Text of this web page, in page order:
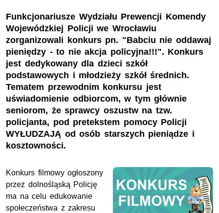
Funkcjonariusze Wydziału Prewencji Komendy
Wojewódzkiej Policji we Wrocławiu
zorganizowali konkurs pn. "Babciu nie oddawaj
pieniędzy - to nie akcja policyjna!!!". Konkurs
jest dedykowany dla dzieci szkół
podstawowych i młodzieży szkół średnich.
Tematem przewodnim konkursu jest
uświadomienie odbiorcom, w tym głównie
seniorom, że sprawcy oszustw na tzw.
policjanta, pod pretekstem pomocy Policji
WYŁUDZAJĄ od osób starszych pieniądze i
kosztowności.
Konkurs filmowy ogłoszony
przez dolnośląską Policję
ma na celu edukowanie
społeczeństwa z zakresu